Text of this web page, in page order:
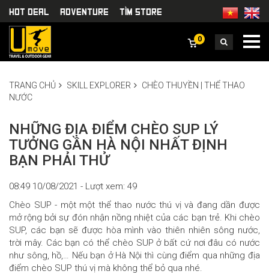
HOT DEAL Adventure TÌm Store
0
TRANG CHỦ SKILL EXPLORER
CHÈO THUYỀN | THỂ THAO
NƯỚC
NHỮNG ĐỊA ĐIỂM CHÈO SUP LÝ
TƯỞNG GẦN HÀ NỘI NHẤT ĐỊNH
BẠN PHẢI THỬ
08:49 10/08/2021 - Lượt xem: 49
Chèo SUP - một một thể thao nước thú vị và đang dần được
mở rộng bởi sự đón nhận nồng nhiệt của các bạn trẻ. Khi chèo
SUP, các bạn sẽ được hòa mình vào thiên nhiên sông nước,
trời mây. Các bạn có thể chèo SUP ở bất cứ nơi đâu có nước
như sông, hồ,… Nếu bạn ở Hà Nội thì cùng điểm qua những địa
điểm chèo SUP thú vị mà không thể bỏ qua nhé.